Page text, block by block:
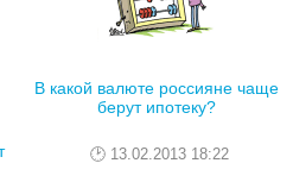
В какой валюте россияне чаще
берут ипотеку?
13.02.2013 18:22